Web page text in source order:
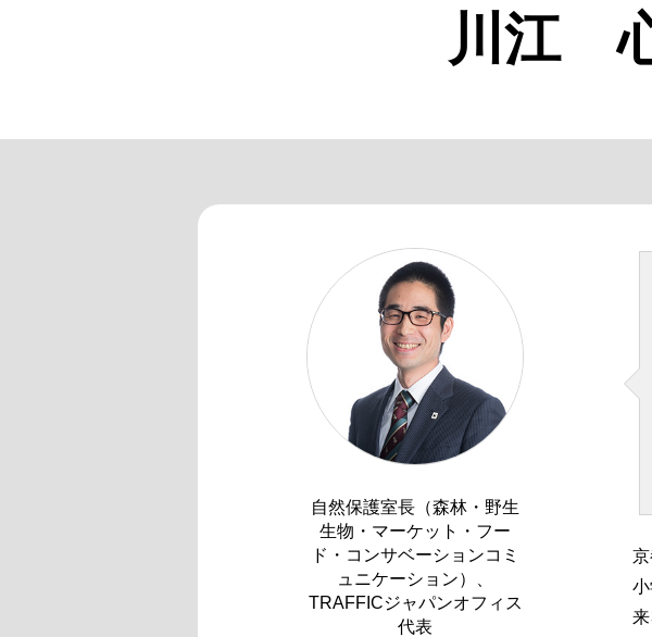
川江
自然保護室長（森林・野生
生物・マーケット・フー
ド・コンサベーションコミ
ュニケーション）、
TRAFFICジャパンオフィス
代表